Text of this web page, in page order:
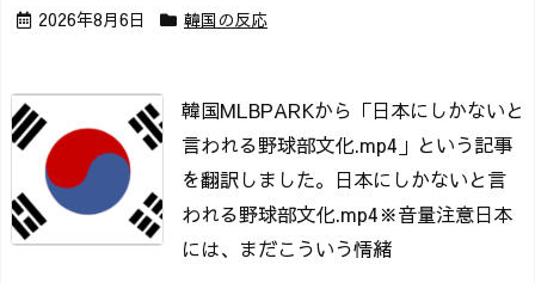
2026年8月6日 韓国の反応
韓国MLBPARKから「日本にしかないと
言われる野球部文化.mp4」という記事
を翻訳しました。 日本にしかないと言
われる野球部文化.mp4※音量注意日本
には、まだこういう情緒